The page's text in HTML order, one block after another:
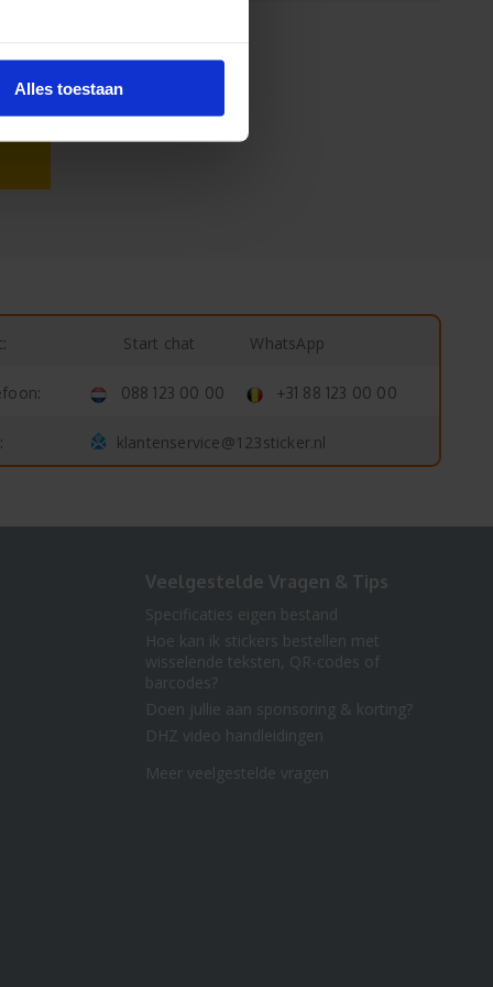
Alles toestaan
Start chat WhatsApp
088 123 00 00 +31 88 123 00 00
klantenservice@123sticker.nl
Veelgestelde Vragen & Tips
Specificaties eigen bestand
Hoe kan ik stickers bestellen met
wisselende teksten, QR-codes of
barcodes?
Doen jullie aan sponsoring & korting?
DHZ video handleidingen
Meer veelgestelde vragen